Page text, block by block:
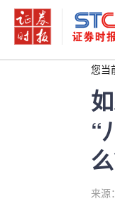
您当
“
来源